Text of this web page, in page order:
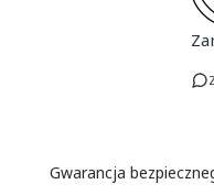
Gwarancja